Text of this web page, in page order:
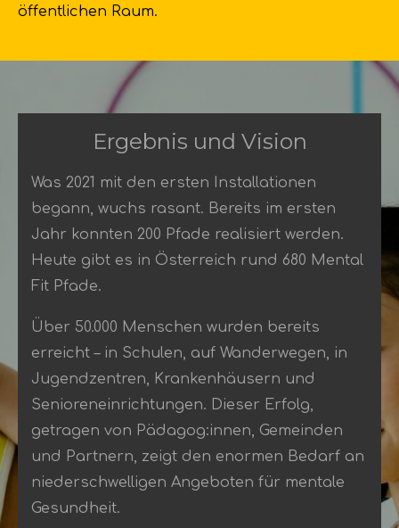
öffentlichen Raum.
Ergebnis und Vision
Was 2021 mit den ersten Installationen
begann, wuchs rasant. Bereits im ersten
Jahr konnten 200 Pfade realisiert werden.
Heute gibt es in Österreich rund 680 Mental
Fit Pfade.
Über 50.000 Menschen wurden bereits
erreicht– in Schulen, auf Wanderwegen, in
Jugendzentren, Krankenhäusern und
Senioreneinrichtungen. Dieser Erfolg,
getragen von Pädagog:innen, Gemeinden
und Partnern, zeigt den enormen Bedarf an
niederschwelligen Angeboten für mentale
Gesundheit.